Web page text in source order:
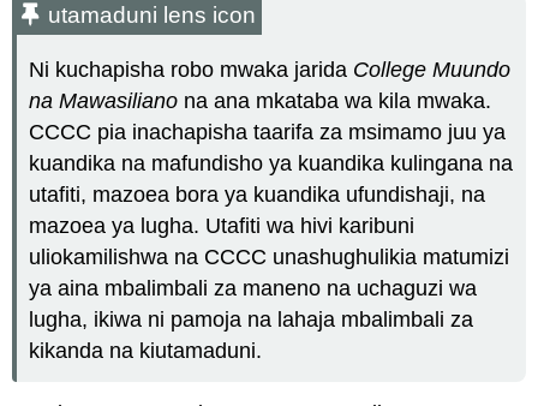
utamaduni lens icon
Ni kuchapisha robo mwaka jarida College Muundo
na Mawasiliano na ana mkataba wa kila mwaka.
CCCC pia inachapisha taarifa za msimamo juu ya
kuandika na mafundisho ya kuandika kulingana na
utafiti, mazoea bora ya kuandika ufundishaji, na
mazoea ya lugha. Utafiti wa hivi karibuni
uliokamilishwa na CCCC unashughulikia matumizi
ya aina mbalimbali za maneno na uchaguzi wa
lugha, ikiwa ni pamoja na lahaja mbalimbali za
kikanda na kiutamaduni.